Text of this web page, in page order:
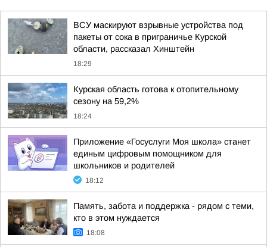
ВСУ маскируют взрывные устройства под
пакеты от сока в приграничье Курской
области, рассказал Хинштейн
18:29
Курская область готова к отопительному
сезону на 59,2%
18:24
Приложение «Госуслуги Моя школа» станет
единым цифровым помощником для
школьников и родителей
18:12
Память, забота и поддержка - рядом с теми,
кто в этом нуждается
18:08